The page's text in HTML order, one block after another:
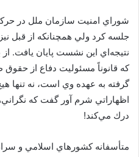
شوراي امنيت سازمان ملل در
جلسه كرد ولي همچنانكه از قبل
نتيجه‌اي اين نشست پايان يافت.
كه قانوناً مسئوليت دفاع از حقوق
گرفته به عهده وي است، نه تنها
اظهاراتي شرم آور گفت كه
درك مي‌كند!
متأسفانه كشورهاي اسلامي و